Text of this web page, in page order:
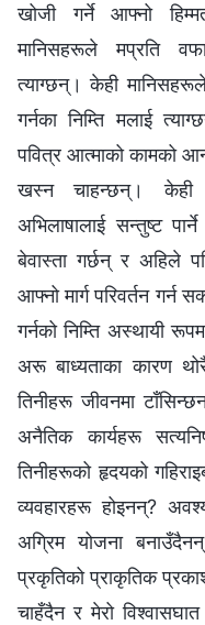
खोजी गर्ने आफ्नो
मानिसहरूले मप्रति
त्याग्छन्। केही
गर्नका निम्ति मलाई
पवित्र आत्माको कामको
खस्‍न चाहन्छन्। केही
अभिलाषालाई सन्तुष्ट
बेवास्ता गर्छन् र अहिले
आफ्नो मार्ग परिवर्तन गर्न
गर्नको निम्ति अस्थायी
अरू बाध्यताका कारण
तिनीहरू जीवनमा
अनैतिक कार्यहरू
तिनीहरूको हृदयको
व्यवहारहरू होइनन्?
अग्रिम योजना
प्रकृतिको प्राकृतिक
चाहँदैन र मेरो